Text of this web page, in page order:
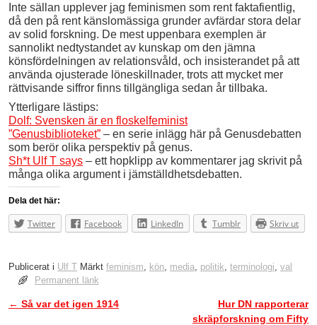
Inte sällan upplever jag feminismen som rent faktafientlig,
då den på rent känslomässiga grunder avfärdar stora delar
av solid forskning. De mest uppenbara exemplen är
sannolikt nedtystandet av kunskap om den jämna
könsfördelningen av relationsvåld, och insisterandet på att
använda ojusterade löneskillnader, trots att mycket mer
rättvisande siffror finns tillgängliga sedan år tillbaka.
Ytterligare lästips:
Dolf: Svensken är en floskelfeminist
”Genusbiblioteket” – en serie inlägg här på Genusdebatten
som berör olika perspektiv på genus.
Sh*t Ulf T says – ett hopklipp av kommentarer jag skrivit på
många olika argument i jämställdhetsdebatten.
Dela det här:
Twitter Facebook LinkedIn Tumblr Skriv ut
Publicerat i Ulf T Märkt feminism kön media politik terminologi val
Permanent länk
Inläggsnavigering
← Så var det igen 1914
Hur DN rapporterar
skräpforskning om Fifty